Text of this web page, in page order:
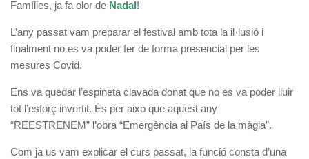
Famílies, ja fa olor de Nadal!
L’any passat vam preparar el festival amb tota la il·lusió i
finalment no es va poder fer de forma presencial per les
mesures Covid.
Ens va quedar l’espineta clavada donat que no es va poder lluir
tot l’esforç invertit. És per això que aquest any
“REESTRENEM” l’obra “Emergència al País de la màgia”.
Com ja us vam explicar el curs passat, la funció consta d’una